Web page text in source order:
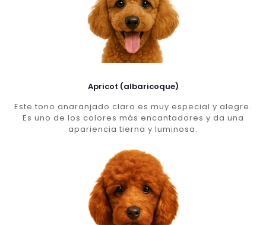
Apricot (albaricoque)
Este tono anaranjado claro es muy especial y alegre.
Es uno de los colores más encantadores y da una
apariencia tierna y luminosa.